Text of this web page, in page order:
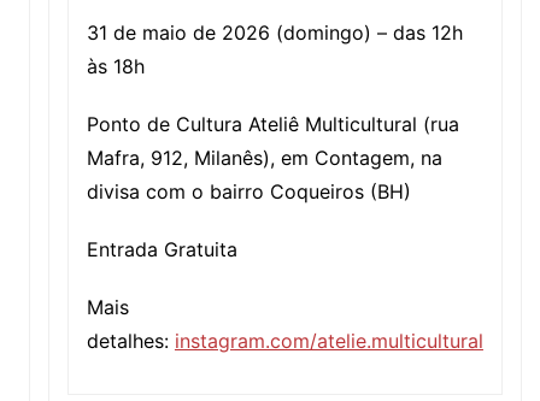
31 de maio de 2026 (domingo) – das 12h
às 18h
Ponto de Cultura Ateliê Multicultural (rua
Mafra, 912, Milanês), em Contagem, na
divisa com o bairro Coqueiros (BH)
Entrada Gratuita
Mais
detalhes: instagram.com/atelie.multicultural